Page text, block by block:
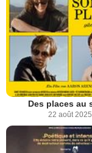
Des places au
22 août 2025